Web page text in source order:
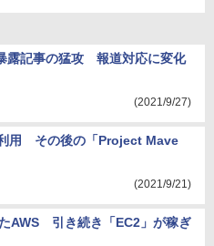
露記事の猛攻 報道対応に変化
(2021/9/27)
用 その後の「Project Mave
(2021/9/21)
AWS 引き続き「EC2」が稼ぎ